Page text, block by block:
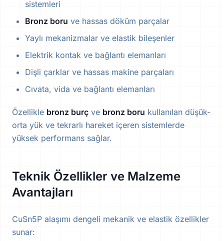
sistemleri
Bronz boru ve hassas döküm parçalar
Yaylı mekanizmalar ve elastik bileşenler
Elektrik kontak ve bağlantı elemanları
Dişli çarklar ve hassas makine parçaları
Cıvata, vida ve bağlantı elemanları
Özellikle bronz burç ve bronz boru kullanılan düşük-
orta yük ve tekrarlı hareket içeren sistemlerde
yüksek performans sağlar.
Teknik Özellikler ve Malzeme
Avantajları
CuSn5P alaşımı dengeli mekanik ve elastik özellikler
sunar: